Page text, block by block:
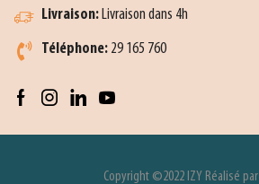
Livraison: Livraison dans 4h
Téléphone: 29 165 760
Copyright ©2022 IZY Réalisé par